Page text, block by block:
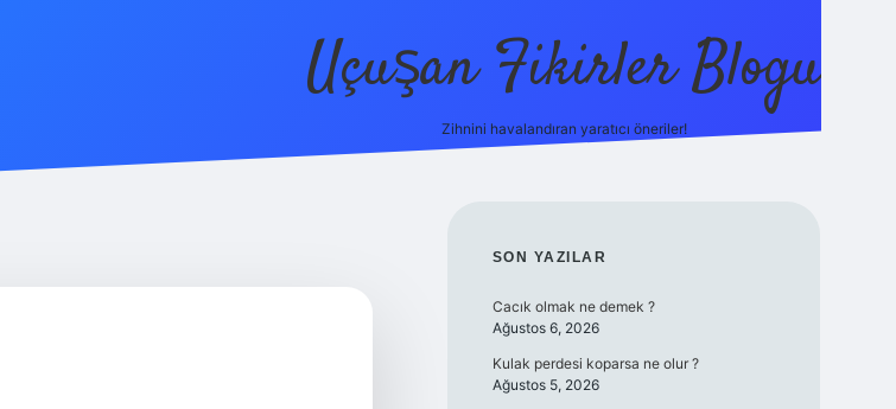
Uçuşan Fikirler Blogu
Zihnini havalandıran yaratıcı öneriler!
SIDEBAR
SON YAZILAR
Cacık olmak ne demek ?
Ağustos 6, 2026
Kulak perdesi koparsa ne olur ?
Ağustos 5, 2026